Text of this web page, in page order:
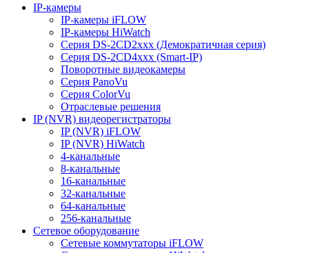
IP-камеры
IP-камеры iFLOW
IP-камеры HiWatch
Серия DS-2CD2xxx (Демократичная серия)
Серия DS-2CD4xxx (Smart-IP)
Поворотные видеокамеры
Серия PanoVu
Серия ColorVu
Отраслевые решения
IP (NVR) видеорегистраторы
IP (NVR) iFLOW
IP (NVR) HiWatch
4-канальные
8-канальные
16-канальные
32-канальные
64-канальные
256-канальные
Сетевое оборудование
Сетевые коммутаторы iFLOW